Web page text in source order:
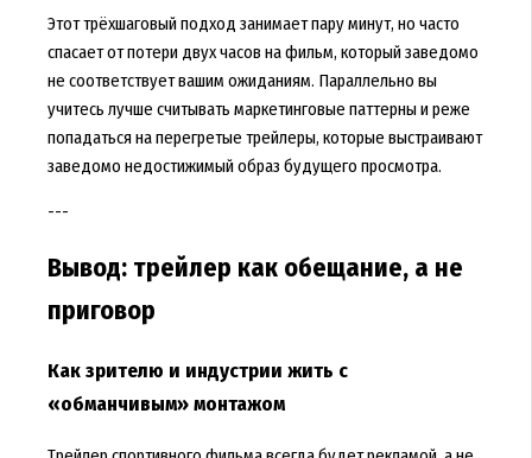
Этот трёхшаговый подход занимает пару минут, но часто
спасает от потери двух часов на фильм, который заведомо
не соответствует вашим ожиданиям. Параллельно вы
учитесь лучше считывать маркетинговые паттерны и реже
попадаться на перегретые трейлеры, которые выстраивают
заведомо недостижимый образ будущего просмотра.
---
Вывод: трейлер как обещание, а не
приговор
Как зрителю и индустрии жить с
«обманчивым» монтажом